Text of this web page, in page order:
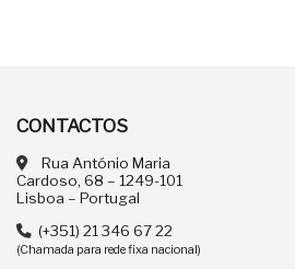
CONTACTOS
Rua António Maria
Cardoso, 68 – 1249-101
Lisboa – Portugal
(+351) 21 346 67 22
(Chamada para rede fixa nacional)